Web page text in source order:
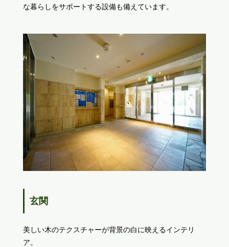
な暮らしをサポートする設備も備えています。
玄関
美しい木のテクスチャーが背景の白に映えるインテリ
ア。